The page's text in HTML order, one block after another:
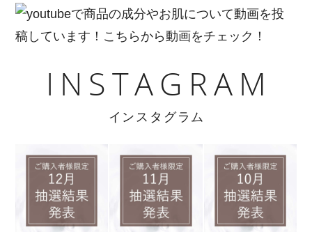
INSTAGRAM
インスタグラム